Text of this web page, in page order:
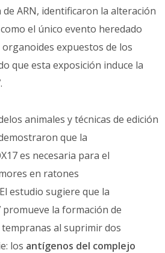
de ARN, identificaron la alteración
el único evento heredado
expuestos de los
que esta exposición induce la
animales y técnicas de edición
que la
es necesaria para el
en ratones
estudio sugiere que la
promueve la formación de
al suprimir dos
los antígenos del complejo